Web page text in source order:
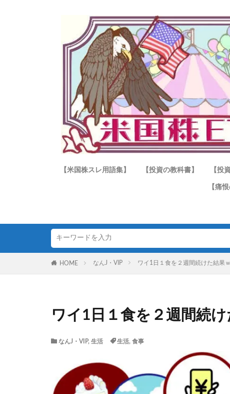
【米国株スレ用語集】 【投資の教科書】 【投
【痛
HOME なんJ・VIP ワイ1日１食を２週間続けた結果
ワイ1日１食を２週間続
なんJ・VIP, 生活 生活, 食事